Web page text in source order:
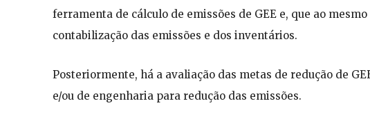
ferramenta de cálculo de emissões de GEE e, que ao
contabilização das emissões e dos inventários.
Posteriormente, há a avaliação das metas de redução de
e/ou de engenharia para redução das emissões.